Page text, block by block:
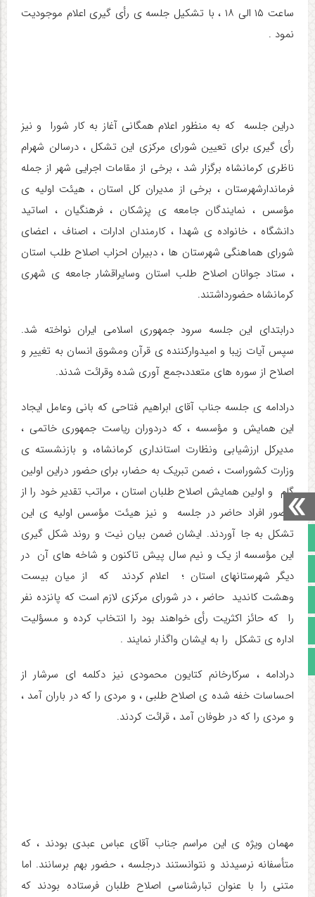
صفحه نخست
تالار گفتمان
آپارات
ساعت ۱۵ الی ۱۸ ، با تشکیل جلسه ی رأی گیری اعلام موجودیت
نمود .
دراین جلسه که به منظور اعلام همگانی آغاز به کار شورا و نیز
رأی گیری برای تعیین شورای مرکزی این تشکل ، درسالن شهرام
ناظری کرمانشاه برگزار شد ، برخی از مقامات اجرایی شهر از جمله
فرماندارشهرستان ، برخی از مدیران کل استان ، هیئت اولیه ی
مؤسس ، نمایندگان جامعه ی پزشکان ، فرهنگیان ، اساتید
دانشگاه ، خانواده ی شهدا ، کارمندان ادارات ، اصناف ، اعضای
شورای هماهنگی شهرستان ها ، دبیران احزاب اصلاح طلب استان
، ستاد جوانان اصلاح طلب استان وسایراقشار جامعه ی شهری
کرمانشاه حضورداشتند.
درابتدای این جلسه سرود جمهوری اسلامی ایران نواخته شد.
سپس آیات زیبا و امیدوارکننده ی قرآن ومشوق انسان به تغییر و
اصلاح از سوره های متعدد،جمع آوری شده وقرائت شدند.
درادامه ی جلسه جناب آقای ابراهیم فتاحی که بانی وعامل ایجاد
این همایش و مؤسسه ، که دردوران ریاست جمهوری خاتمی ،
مدیرکل ارزشیابی ونظارت استانداری کرمانشاه، و بازنشسته ی
وزارت کشوراست ، ضمن تبریک به حضار، برای حضور دراین اولین
گام و اولین همایش اصلاح طلبان استان ، مراتب تقدیر خود را از
حضور افراد حاضر در جلسه و نیز هیئت مؤسس اولیه ی این
تشکل به جا آوردند. ایشان ضمن بیان نیت و روند شکل گیری
این مؤسسه از یک و نیم سال پیش تاکنون و شاخه های آن در
دیگر شهرستانهای استان ؛ اعلام کردند که از میان بیست
وهشت کاندید حاضر ، در شورای مرکزی لازم است که پانزده نفر
را که حائز اکثریت رأی خواهند بود را انتخاب کرده و مسؤلیت
اداره ی تشکل را به ایشان واگذار نمایند .
درادامه ، سرکارخانم کتایون محمودی نیز دکلمه ای سرشار از
احساسات خفه شده ی اصلاح طلبی ، و مردی را که در باران آمد ،
و مردی را که در طوفان آمد ، قرائت کردند.
مهمان ویژه ی این مراسم جناب آقای عباس عبدی بودند ، که
متأسفانه نرسیدند و نتوانستند درجلسه ، حضور بهم برسانند. اما
متنی را با عنوان تبارشناسی اصلاح طلبان فرستاده بودند که